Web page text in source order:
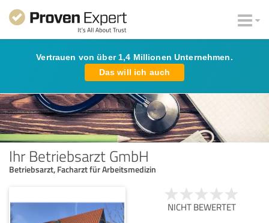
Vertrauen von über 1,4 Millionen Unternehmen.
Das will ich auch
Ihr Betriebsarzt GmbH
Betriebsarzt, Facharzt für Arbeitsmedizin
NICHT BEWERTET